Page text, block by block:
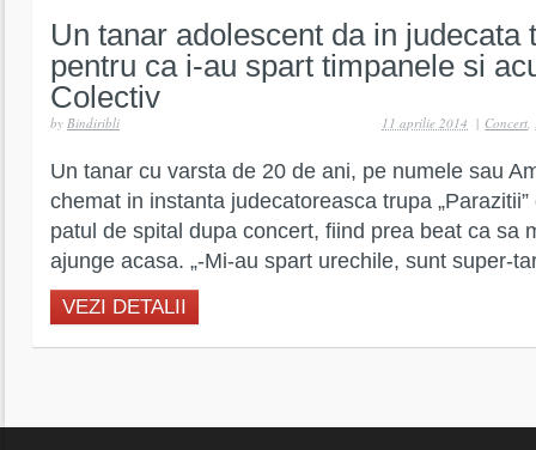
Un tanar adolescent da in judecata
pentru ca i-au spart timpanele si
Colectiv
by Bindiribli | Concert,
11 aprilie 2014
Un tanar cu varsta de 20 de ani, pe numele sau
chemat in instanta judecatoreasca trupa
patul de spital dupa concert, fiind prea beat ca sa
ajunge acasa. „-Mi-au spart urechile, sunt super-
VEZI DETALII